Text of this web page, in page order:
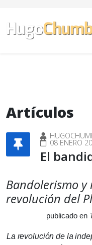
Artículos
08 ENERO
El
Bandolerismo
revolución del
publicado en
La revolución de la